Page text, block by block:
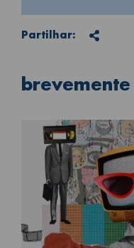
Partilhar: Partilhar
brevemente